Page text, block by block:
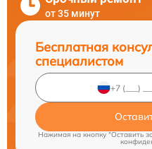
от 35 минут
Бесплатная
специалистом
Нажимая на кнопку "Оставить